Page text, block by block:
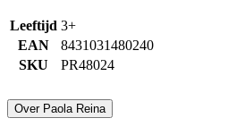
Leeftijd 3+
EAN
8431031480240
SKU
PR48024
Over Paola Reina